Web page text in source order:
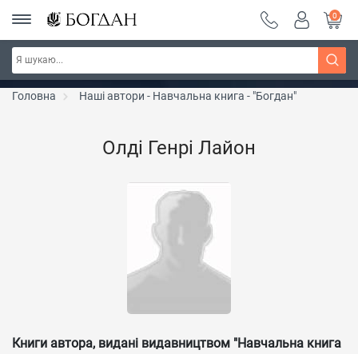
РОЗПРОДАЖ ~ 150 грн ~ 200 грн ~ 250 грн ~
300 грн ~ РОЗПРОДАЖ
Дізнатись більше
0
Головна Наші автори - Навчальна книга - "Богдан"
Олді Генрі Лайон
Книги автора, видані видавництвом "Навчальна книга